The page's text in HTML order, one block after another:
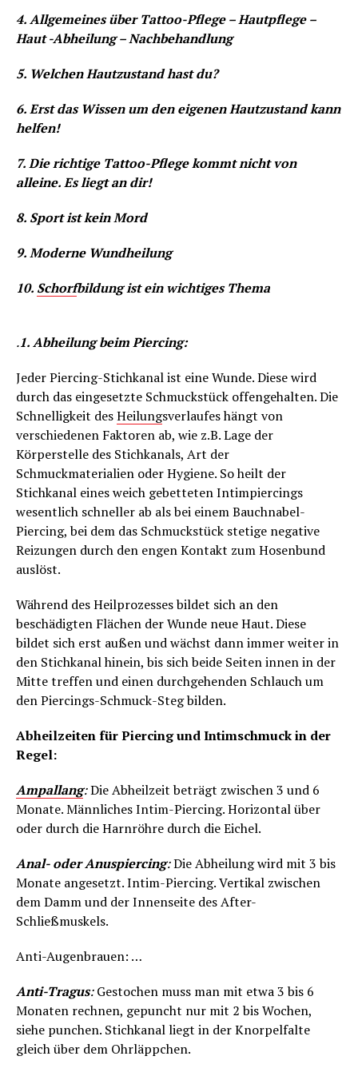
4. Allgemeines über Tattoo-Pflege – Hautpflege –
Haut -Abheilung – Nachbehandlung
5. Welchen Hautzustand hast du?
6. Erst das Wissen um den eigenen Hautzustand kann
helfen!
7. Die richtige Tattoo-Pflege kommt nicht von
alleine. Es liegt an dir!
8. Sport ist kein Mord
9. Moderne Wundheilung
10. Schorfbildung ist ein wichtiges Thema
.1. Abheilung beim Piercing:
Jeder Piercing-Stichkanal ist eine Wunde. Diese wird
durch das eingesetzte Schmuckstück offengehalten. Die
Schnelligkeit desHeilungsverlaufes hängt von
verschiedenen Faktoren ab, wie z.B. Lage der
Körperstelle des Stichkanals, Art der
Schmuckmaterialien oder Hygiene. So heilt der
Stichkanal eines weich gebetteten Intimpiercings
wesentlich schneller ab als bei einem Bauchnabel-
Piercing, bei dem das Schmuckstück stetige negative
Reizungen durch den engen Kontakt zum Hosenbund
auslöst.
Während des Heilprozesses bildet sich an den
beschädigten Flächen der Wunde neue Haut. Diese
bildet sich erst außen und wächst dann immer weiter in
den Stichkanal hinein, bis sich beide Seiten innen in der
Mitte treffen und einen durchgehenden Schlauch um
den Piercings-Schmuck-Steg bilden.
Abheilzeiten für Piercing und Intimschmuck in der
Regel:
Ampallang:Die Abheilzeit beträgt zwischen 3 und 6
Monate. Männliches Intim-Piercing. Horizontal über
oder durch die Harnröhre durch die Eichel.
Anal- oder Anuspiercing:Die Abheilung wird mit 3 bis
Monate angesetzt. Intim-Piercing. Vertikal zwischen
dem Damm und der Innenseite des After-
Schließmuskels.
Anti-Augenbrauen: …
Anti-Tragus:Gestochen muss man mit etwa 3 bis 6
Monaten rechnen, gepuncht nur mit 2 bis Wochen,
siehe punchen. Stichkanal liegt in der Knorpelfalte
gleich über dem Ohrläppchen.